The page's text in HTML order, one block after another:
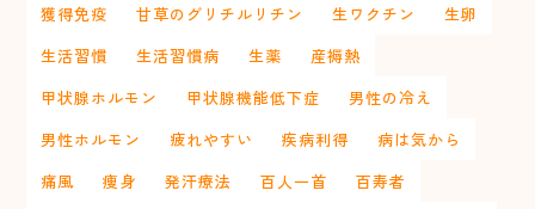
獲得免疫
甘草のグリチルリチン 生ワクチン
生卵
生活習慣
生活習慣病 生薬
産褥熱
甲状腺ホルモン
甲状腺機能低下症
男性の冷え
男性ホルモン
疲れやすい 疾病利得
病は気から
痛風
痩身 発汗療法 百人一首
百寿者